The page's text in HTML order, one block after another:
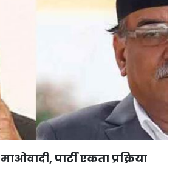
पार्टी एकता प्रक्रिया